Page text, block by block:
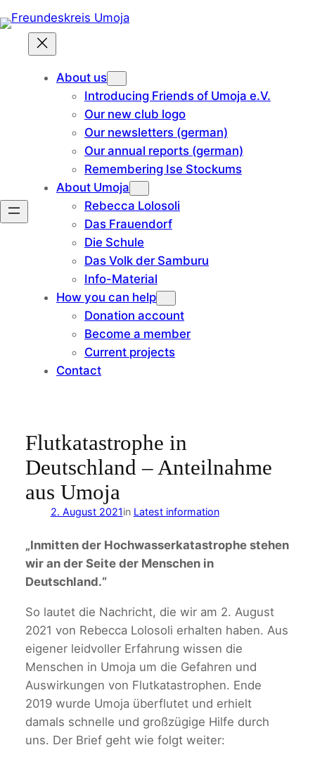
to
content
About us
Introducing Friends of Umoja e.V.
Our new club logo
Our newsletters (german)
Our annual reports (german)
Remembering Ise Stockums
About Umoja
Rebecca Lolosoli
Das Frauendorf
Die Schule
Das Volk der Samburu
Info-Material
How you can help
Donation account
Become a member
Current projects
Contact
Flutkatastrophe in
Deutschland – Anteilnahme
aus Umoja
2. August 2021in Latest information
„Inmitten der Hochwasserkatastrophe stehen
wir an der Seite der Menschen in
Deutschland.“
So lautet die Nachricht, die wir am 2. August
2021 von Rebecca Lolosoli erhalten haben. Aus
eigener leidvoller Erfahrung wissen die
Menschen in Umoja um die Gefahren und
Auswirkungen von Flutkatastrophen. Ende
2019 wurde Umoja überflutet und erhielt
damals schnelle und großzügige Hilfe durch
uns. Der Brief geht wie folgt weiter: